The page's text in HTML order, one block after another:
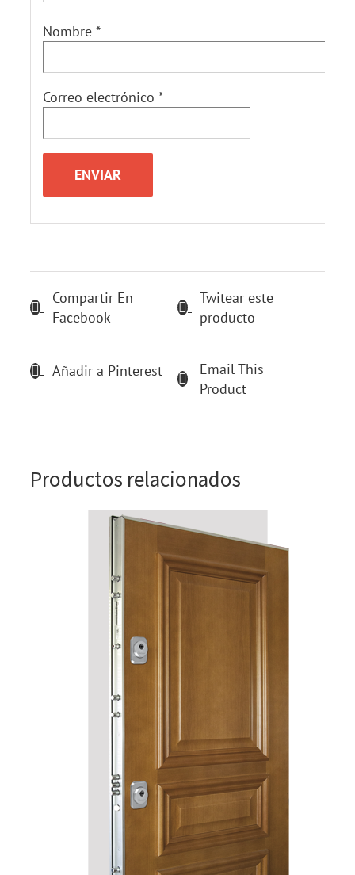
Nombre *
Correo electrónico *
Compartir En
Facebook
Twitear este
producto
Añadir a Pinterest
Email This
Product
Productos relacionados